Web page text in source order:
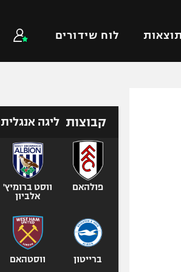
תוצאות לוח שידורים
טניס
כדוריד
כדורעף
שחייה
ג'ודו
אגרוף
ספורט אולימפי
קבוצות ליגה אנגלית
פולהאם
ווסט ברומיץ'
אלביון
ברייטון ווסטהאם